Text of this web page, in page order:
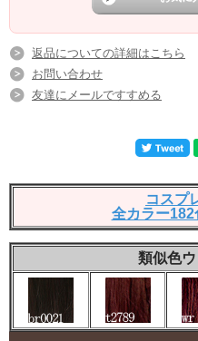
返品についての詳細はこちら
お問い合わせ
友達にメールですすめる
コスプ
全カラー182
類似色